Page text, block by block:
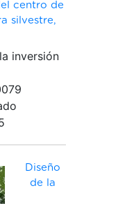
centro de
silvestre,
inversión
Diseño
de la